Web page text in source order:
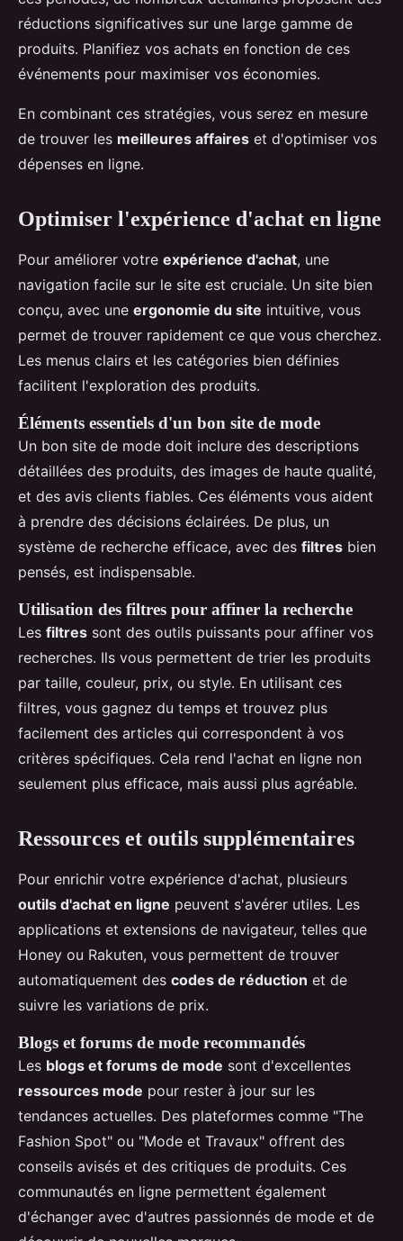
réductions significatives sur une large gamme de
produits. Planifiez vos achats en fonction de ces
événements pour maximiser vos économies.
En combinant ces stratégies, vous serez en mesure
de trouver les meilleures affaires et d'optimiser vos
dépenses en ligne.
Optimiser l'expérience d'achat en ligne
Pour améliorer votre expérience d'achat, une
navigation facile sur le site est cruciale. Un site bien
conçu, avec une ergonomie du site intuitive, vous
permet de trouver rapidement ce que vous cherchez.
Les menus clairs et les catégories bien définies
facilitent l'exploration des produits.
Éléments essentiels d'un bon site de mode
Un bon site de mode doit inclure des descriptions
détaillées des produits, des images de haute qualité,
et des avis clients fiables. Ces éléments vous aident
à prendre des décisions éclairées. De plus, un
système de recherche efficace, avec des filtres bien
pensés, est indispensable.
Utilisation des filtres pour affiner la recherche
Les filtres sont des outils puissants pour affiner vos
recherches. Ils vous permettent de trier les produits
par taille, couleur, prix, ou style. En utilisant ces
filtres, vous gagnez du temps et trouvez plus
facilement des articles qui correspondent à vos
critères spécifiques. Cela rend l'achat en ligne non
seulement plus efficace, mais aussi plus agréable.
Ressources et outils supplémentaires
Pour enrichir votre expérience d'achat, plusieurs
outils d'achat en ligne peuvent s'avérer utiles. Les
applications et extensions de navigateur, telles que
Honey ou Rakuten, vous permettent de trouver
automatiquement des codes de réduction et de
suivre les variations de prix.
Blogs et forums de mode recommandés
Les blogs et forums de mode sont d'excellentes
ressources mode pour rester à jour sur les
tendances actuelles. Des plateformes comme "The
Fashion Spot" ou "Mode et Travaux" offrent des
conseils avisés et des critiques de produits. Ces
communautés en ligne permettent également
d'échanger avec d'autres passionnés de mode et de